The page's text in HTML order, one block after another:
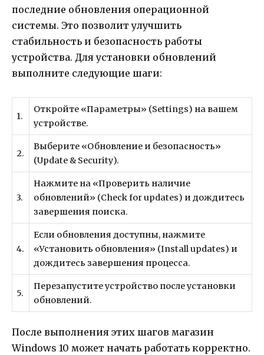
последние обновления операционной
системы. Это позволит улучшить
стабильность и безопасность работы
устройства. Для установки обновлений
выполните следующие шаги:
1.
Откройте «Параметры» (Settings) на вашем
устройстве.
2.
Выберите «Обновление и безопасность»
(Update & Security).
3.
Нажмите на «Проверить наличие
обновлений» (Check for updates) и дождитесь
завершения поиска.
4.
Если обновления доступны, нажмите
«Установить обновления» (Install updates) и
дождитесь завершения процесса.
5.
Перезапустите устройство после установки
обновлений.
После выполнения этих шагов магазин
Windows 10 может начать работать корректно.